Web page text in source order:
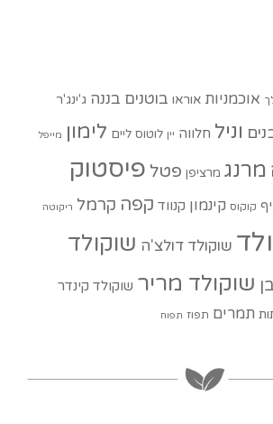
אוכמניות אוראו בוטנים בננה ג'ינג'ר
וניל חלווה יין לוטוס ליים לימון מייפל
מרנג מרציפן פטל פיסטוק
קוקוס קינמון קנווד קפה קרמל ריקוטה
שוקולד דולצ'ה שוקולד
שוקולד מריר שוקולד קינדר
תמרים תפוז תפוח